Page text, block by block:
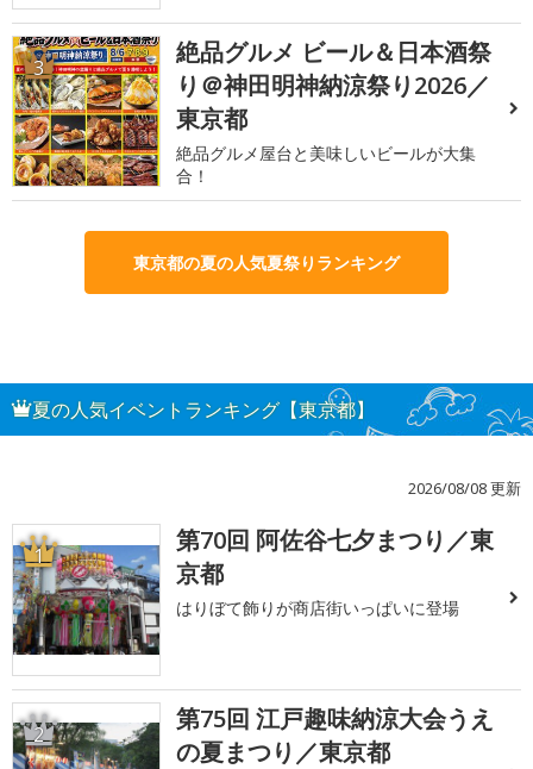
3
絶品グルメ ビール＆日本酒祭
り＠神田明神納涼祭り2026／
東京都
絶品グルメ屋台と美味しいビールが大集
合！
東京都の夏の人気夏祭りランキング
夏の人気イベントランキング【東京都】
2026/08/08 更新
1
第70回 阿佐谷七夕まつり／東
京都
はりぼて飾りが商店街いっぱいに登場
2
第75回 江戸趣味納涼大会うえ
の夏まつり／東京都